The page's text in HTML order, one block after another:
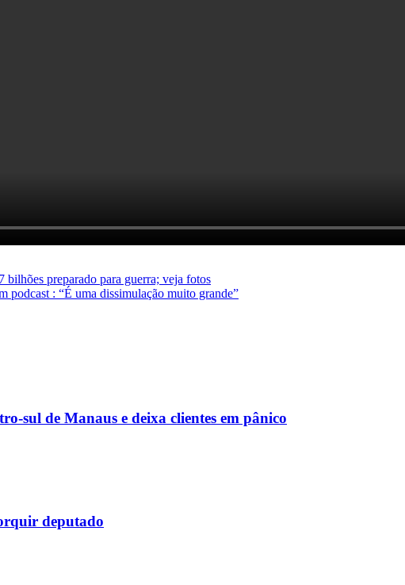
preparado para guerra; veja fotos
podcast : “É uma dissimulação muito grande”
sul de Manaus e deixa clientes em pânico
deputado